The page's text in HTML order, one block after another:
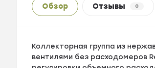
Обзор Отзывы 0
Коллекторная группа из
вентилями без расходомеров